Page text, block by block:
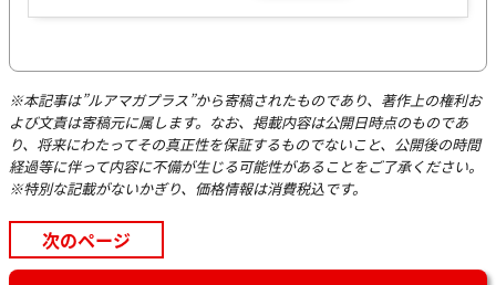
※本記事は”ルアマガプラス”から寄稿されたものであり、著作上の権利お
よび文責は寄稿元に属します。なお、掲載内容は公開日時点のものであ
り、将来にわたってその真正性を保証するものでないこと、公開後の時間
経過等に伴って内容に不備が生じる可能性があることをご了承ください。
※特別な記載がないかぎり、価格情報は消費税込です。
次のページ